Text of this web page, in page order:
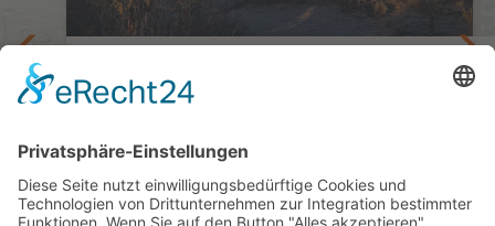
USA)
Kupfercanyon
16 oder 23 Tage ab/bis Frankfurt